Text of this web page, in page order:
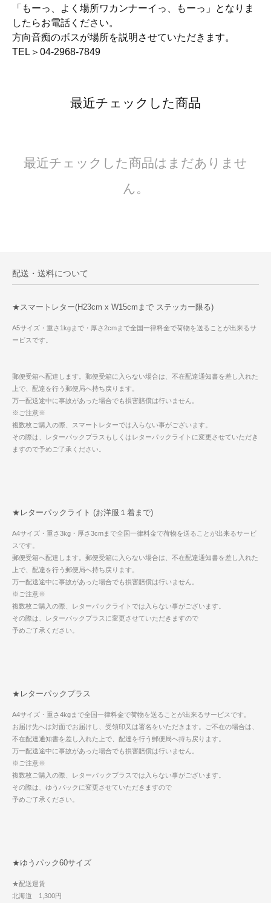
「もーっ、よく場所ワカンナーイっ、もーっ」となりま
したらお電話ください。
方向音痴のボスが場所を説明させていただきます。
TEL＞04-2968-7849
最近チェックした商品
最近チェックした商品はまだありませ
ん。
配送・送料について
★スマートレター(H23cm x W15cmまで ステッカー限る)
A5サイズ・重さ1kgまで・厚さ2cmまで全国一律料金で荷物を送ることが出来るサ
ービスです。
郵便受箱へ配達します。郵便受箱に入らない場合は、不在配達通知書を差し入れた
上で、配達を行う郵便局へ持ち戻ります。
万一配送途中に事故があった場合でも損害賠償は行いません。
※ご注意※
複数枚ご購入の際、スマートレターでは入らない事がございます。
その際は、レターパックプラスもしくはレターパックライトに変更させていただき
ますので予めご了承ください。
★レターパックライト (お洋服１着まで)
A4サイズ・重さ3kg・厚さ3cmまで全国一律料金で荷物を送ることが出来るサービ
スです。
郵便受箱へ配達します。郵便受箱に入らない場合は、不在配達通知書を差し入れた
上で、配達を行う郵便局へ持ち戻ります。
万一配送途中に事故があった場合でも損害賠償は行いません。
※ご注意※
複数枚ご購入の際、レターパックライトでは入らない事がございます。
その際は、レターパックプラスに変更させていただきますので
予めご了承ください。
★レターパックプラス
A4サイズ・重さ4kgまで全国一律料金で荷物を送ることが出来るサービスです。
お届け先へは対面でお届けし、受領印又は署名をいただきます。ご不在の場合は、
不在配達通知書を差し入れた上で、配達を行う郵便局へ持ち戻ります。
万一配送途中に事故があった場合でも損害賠償は行いません。
※ご注意※
複数枚ご購入の際、レターパックプラスでは入らない事がございます。
その際は、ゆうパックに変更させていただきますので
予めご了承ください。
★ゆうパック60サイズ
★配送運賃
北海道 1,300円